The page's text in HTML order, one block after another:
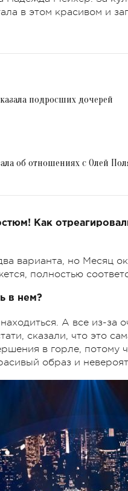
в этом красивом и
подросших дочерей
об отношениях с Олей
Как
варианта, но Месяц
полностью
в нем?
А все из-за
сказали, что это
в горле, потому
образ и